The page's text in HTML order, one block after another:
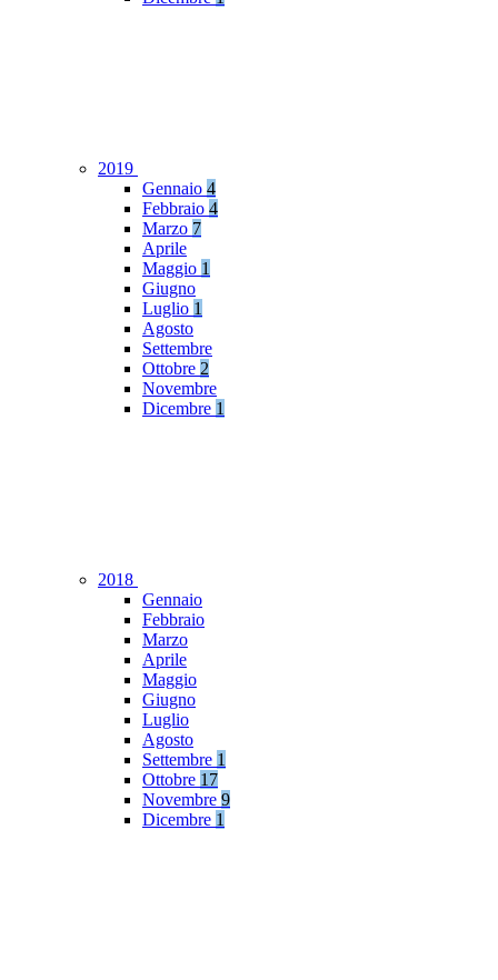
2019
Gennaio 4
Febbraio 4
Marzo 7
Aprile
Maggio 1
Giugno
Luglio 1
Agosto
Settembre
Ottobre 2
Novembre
Dicembre 1
2018
Gennaio
Febbraio
Marzo
Aprile
Maggio
Giugno
Luglio
Agosto
Settembre 1
Ottobre 17
Novembre 9
Dicembre 1